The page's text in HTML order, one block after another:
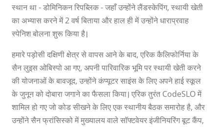
स्थान था - डोमिनिकन रिपब्लिक - जहाँ उन्होंने लैंडस्केपिंग, स्थायी खेती
का अभ्यास करने में 2 वर्ष बिताया और हाल ही में उन्होंने धाराप्रवाह
स्पेनिश बोलना शुरू किया है।
हमारे पड़ोसी दक्षिणी क्षेत्र से वापस आने के बाद, एरिक कैलिफोर्निया के
सैन लुइस ओबिस्पो आ गए, अपनी पारिवारिक भूमि पर स्थायी खेती करने
की योजनाओं के बावजूद, उन्होंने कंप्यूटर साइंस के लिए अपने हाई स्कूल
के जुनून को दोबारा जगाने का फैसला किया। एरिक तुरंत CodeSLO में
शामिल हो गए जो कोड सीखने के लिए एक स्थानीय बैठक समारोह है, और
उन्होंने सैन फ्रांसिस्को में मुख्यालय वाले सॉफ्टवेयर इंजीनियरिंग बूट कैंप,